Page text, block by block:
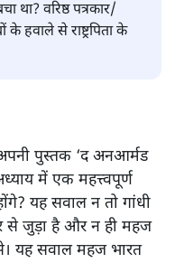
था? वरिष्ठ पत्रकार/
हवाले से राष्ट्रपिता के
पुस्तक ‘द अनआर्मड
में एक महत्त्वपूर्ण
यह सवाल न तो गांधी
से जुड़ा है और न ही महज
से। यह सवाल महज भारत